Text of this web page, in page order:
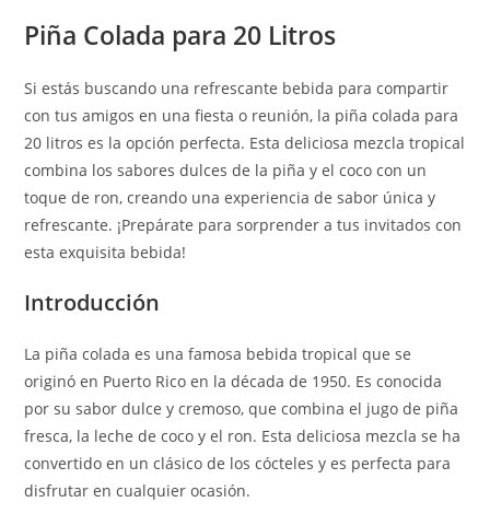
Piña Colada para 20 Litros
Si estás buscando una refrescante bebida para compartir
con tus amigos en una fiesta o reunión, la piña colada para
20 litros es la opción perfecta. Esta deliciosa mezcla tropical
combina los sabores dulces de la piña y el coco con un
toque de ron, creando una experiencia de sabor única y
refrescante. ¡Prepárate para sorprender a tus invitados con
esta exquisita bebida!
Introducción
La piña colada es una famosa bebida tropical que se
originó en Puerto Rico en la década de 1950. Es conocida
por su sabor dulce y cremoso, que combina el jugo de piña
fresca, la leche de coco y el ron. Esta deliciosa mezcla se ha
convertido en un clásico de los cócteles y es perfecta para
disfrutar en cualquier ocasión.